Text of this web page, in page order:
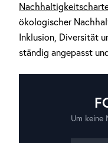
ökologischer
Inklusion, Diversität
ständig angepasst
Um keine